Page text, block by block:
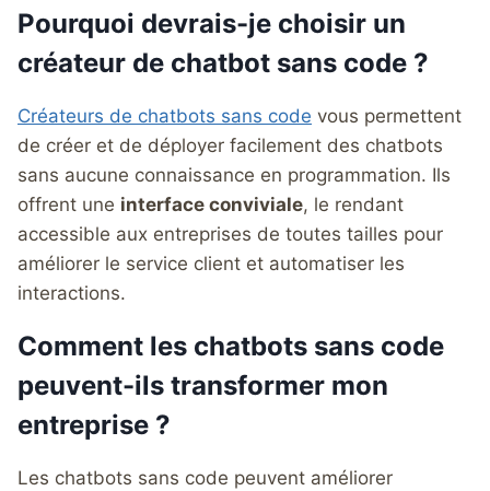
Pourquoi devrais-je choisir un
créateur de chatbot sans code ?
Créateurs de chatbots sans code vous permettent
de créer et de déployer facilement des chatbots
sans aucune connaissance en programmation. Ils
offrent une interface conviviale, le rendant
accessible aux entreprises de toutes tailles pour
améliorer le service client et automatiser les
interactions.
Comment les chatbots sans code
peuvent-ils transformer mon
entreprise ?
Les chatbots sans code peuvent améliorer